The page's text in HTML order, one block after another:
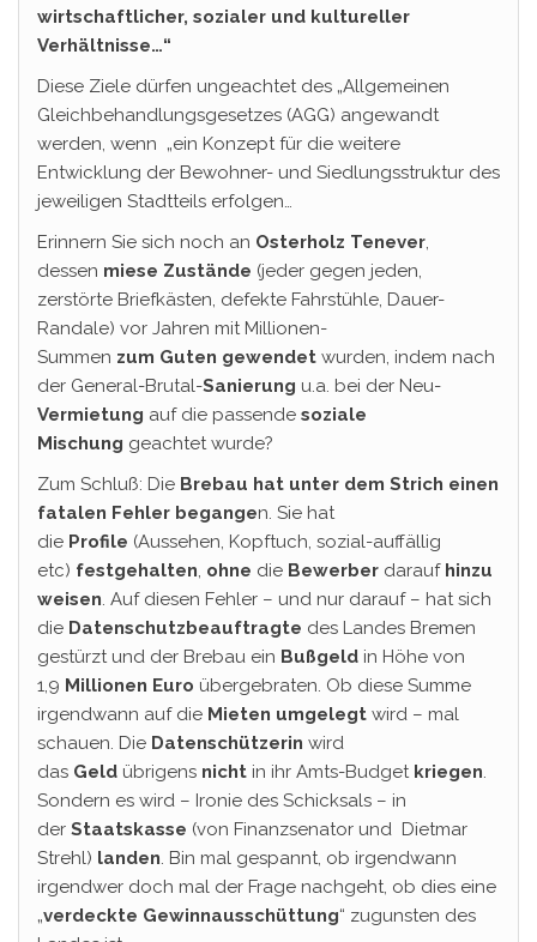
wirtschaftlicher, sozialer und kultureller
Verhältnisse…“
Diese Ziele dürfen ungeachtet des „Allgemeinen
Gleichbehandlungsgesetzes (AGG) angewandt
werden, wenn „ein Konzept für die weitere
Entwicklung der Bewohner- und Siedlungsstruktur des
jeweiligen Stadtteils erfolgen…
Erinnern Sie sich noch an Osterholz Tenever,
dessen miese Zustände (jeder gegen jeden,
zerstörte Briefkästen, defekte Fahrstühle, Dauer-
Randale) vor Jahren mit Millionen-
Summen zum Guten gewendet wurden, indem nach
der General-Brutal-Sanierung u.a. bei der Neu-
Vermietung auf die passende soziale
Mischung geachtet wurde?
Zum Schluß: Die Brebau hat unter dem Strich einen
fatalen Fehler begangen. Sie hat
die Profile (Aussehen, Kopftuch, sozial-auffällig
etc) festgehalten, ohne die Bewerber darauf hinzu
weisen. Auf diesen Fehler – und nur darauf – hat sich
die Datenschutzbeauftragte des Landes Bremen
gestürzt und der Brebau ein Bußgeld in Höhe von
1,9 Millionen Euro übergebraten. Ob diese Summe
irgendwann auf die Mieten umgelegt wird – mal
schauen. Die Datenschützerin wird
das Geld übrigens nicht in ihr Amts-Budget kriegen.
Sondern es wird – Ironie des Schicksals – in
der Staatskasse (von Finanzsenator und Dietmar
Strehl) landen. Bin mal gespannt, ob irgendwann
irgendwer doch mal der Frage nachgeht, ob dies eine
„verdeckte Gewinnausschüttung“ zugunsten des